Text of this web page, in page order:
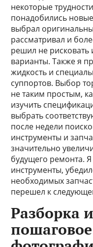
некоторые
понадобились
выбрал
рассматривал и
решил не рисковать
варианты. Также я
жидкость и
суппортов. Выбор
не таким простым,
изучить
выбрать
после недели
инструменты и
значительно
будущего ремонта.
инструменты,
необходимых
перешел к
Разборка